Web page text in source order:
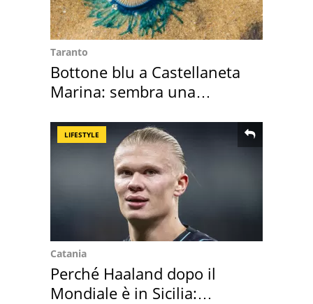
Taranto
Bottone blu a Castellaneta
Marina: sembra una
LIFESTYLE
Catania
Perché Haaland dopo il
Mondiale è in Sicilia: